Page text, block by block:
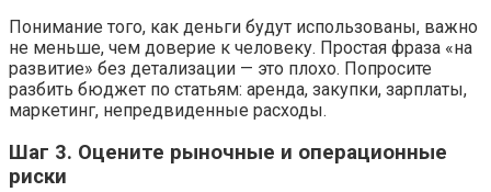
Понимание того, как деньги будут использованы, важно
не меньше, чем доверие к человеку. Простая фраза «на
развитие» без детализации — это плохо. Попросите
разбить бюджет по статьям: аренда, закупки, зарплаты,
маркетинг, непредвиденные расходы.
Шаг 3. Оцените рыночные и операционные
риски